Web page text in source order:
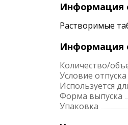
Информация
Растворимые
Информация
Количество/
Условие отпуска
Используется
Форма выпуска
Упаковка